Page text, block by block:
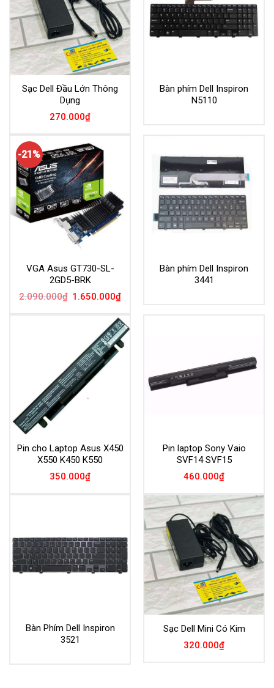
Sạc Dell Đầu Lớn Thông
Dụng
270.000₫
Bàn phím Dell Inspiron
N5110
-21%
VGA Asus GT730-SL-
2GD5-BRK
2.090.000₫ Giá
2.090.000₫.
1.650.000₫Giá
là:
1.650.000₫.
Bàn phím Dell Inspiron
3441
Pin cho Laptop Asus X450
X550 K450 K550
350.000₫
Pin laptop Sony Vaio
SVF14 SVF15
460.000₫
Bàn Phím Dell Inspiron
3521
Sạc Dell Mini Có Kim
320.000₫